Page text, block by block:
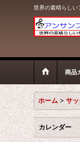
世界の素晴らしい
商品
ホーム > サ
カレンダー